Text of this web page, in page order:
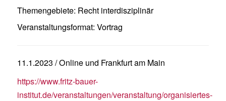
Themengebiete: Recht interdisziplinär
Veranstaltungsformat: Vortrag
11.1.2023 / Online und Frankfurt am Main
https://www.fritz-bauer-
institut.de/veranstaltungen/veranstaltung/organisiertes-